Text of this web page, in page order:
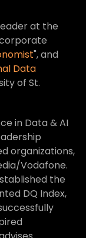
at the
", and
Data
of St.
in Data & AI
organizations,
Vodafone.
the
DQ Index,